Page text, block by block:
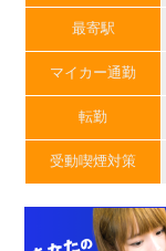
最寄駅
マイカー通勤
転勤
受動喫煙対策